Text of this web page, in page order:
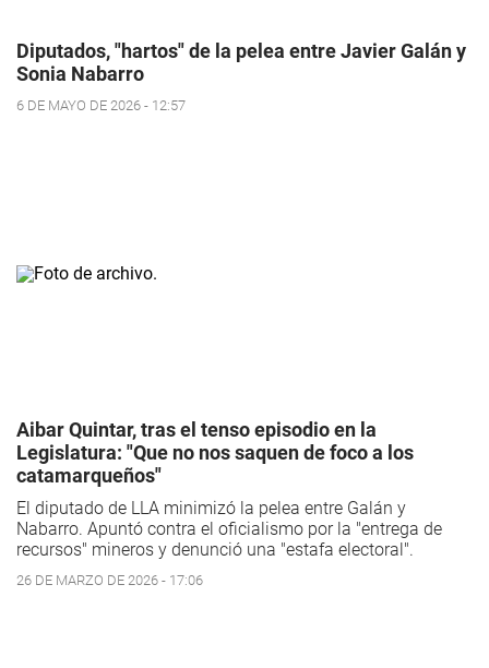
Diputados, "hartos" de la pelea entre Javier Galán y
Sonia Nabarro
6 DE MAYO DE 2026 - 12:57
Aibar Quintar, tras el tenso episodio en la
Legislatura: "Que no nos saquen de foco a los
catamarqueños"
El diputado de LLA minimizó la pelea entre Galán y
Nabarro. Apuntó contra el oficialismo por la "entrega de
recursos" mineros y denunció una "estafa electoral".
26 DE MARZO DE 2026 - 17:06